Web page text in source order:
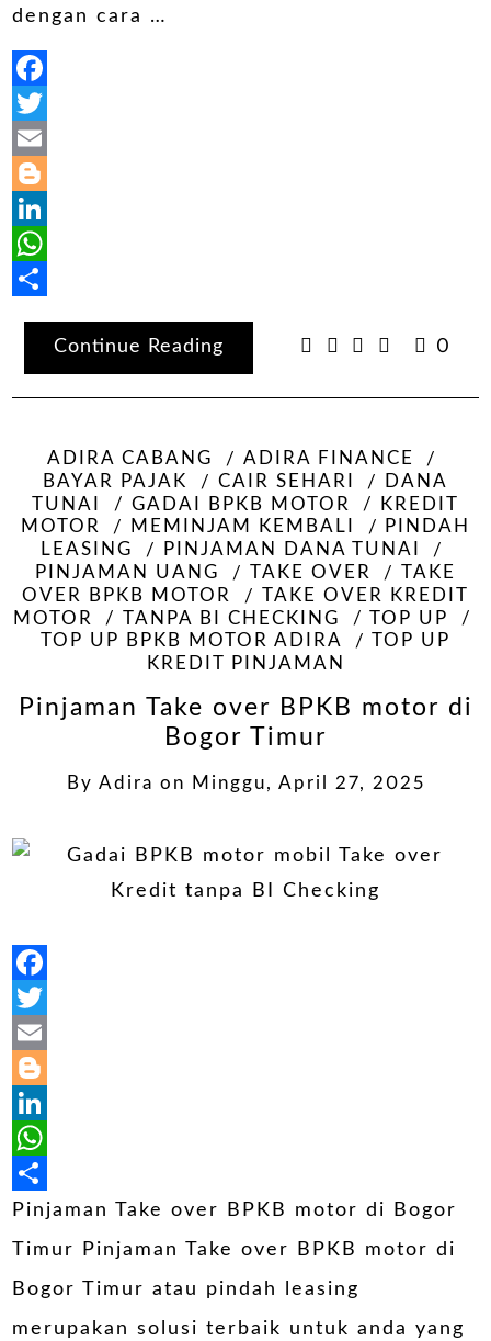
dengan cara …
Facebook
Twitter
Email
Blogger
LinkedIn
WhatsApp
Continue Reading
0
ADIRA CABANG
ADIRA FINANCE
BAYAR PAJAK
CAIR SEHARI
DANA
TUNAI
GADAI BPKB MOTOR
KREDIT
MOTOR
MEMINJAM KEMBALI
PINDAH
LEASING
PINJAMAN DANA TUNAI
PINJAMAN UANG
TAKE OVER
TAKE
OVER BPKB MOTOR
TAKE OVER KREDIT
MOTOR
TANPA BI CHECKING
TOP UP
TOP UP BPKB MOTOR ADIRA
TOP UP
KREDIT PINJAMAN
Pinjaman Take over BPKB motor di
Bogor Timur
By Adira on Minggu, April 27, 2025
Facebook
Twitter
Email
Blogger
LinkedIn
WhatsApp
Share
Pinjaman Take over BPKB motor di Bogor
Timur Pinjaman Take over BPKB motor di
Bogor Timur atau pindah leasing
merupakan solusi terbaik untuk anda yang